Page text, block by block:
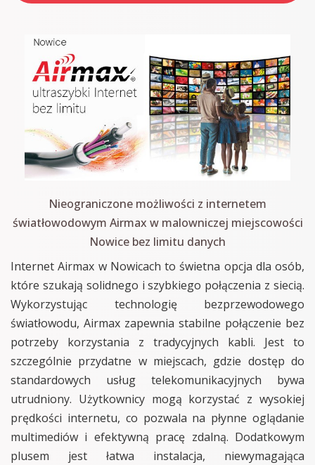
Nieograniczone możliwości z internetem
światłowodowym Airmax w malowniczej miejscowości
Nowice bez limitu danych
Internet Airmax w Nowicach to świetna opcja dla osób,
które szukają solidnego i szybkiego połączenia z siecią.
Wykorzystując technologię bezprzewodowego
światłowodu, Airmax zapewnia stabilne połączenie bez
potrzeby korzystania z tradycyjnych kabli. Jest to
szczególnie przydatne w miejscach, gdzie dostęp do
standardowych usług telekomunikacyjnych bywa
utrudniony. Użytkownicy mogą korzystać z wysokiej
prędkości internetu, co pozwala na płynne oglądanie
multimediów i efektywną pracę zdalną. Dodatkowym
plusem jest łatwa instalacja, niewymagająca